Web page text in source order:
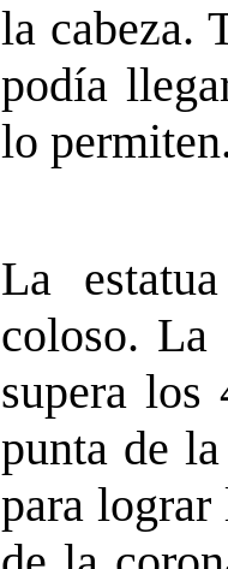
la cabeza.
podía
lo
La
coloso. La
supera los
punta de
para lograr